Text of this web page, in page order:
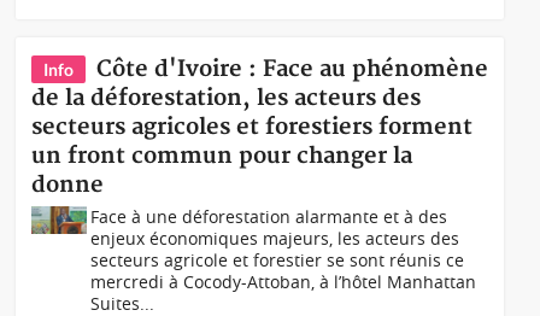
Info
Côte d'Ivoire : Face au phénomène
de la déforestation, les acteurs des
secteurs agricoles et forestiers forment
un front commun pour changer la
donne
Face à une déforestation alarmante et à des
enjeux économiques majeurs, les acteurs des
secteurs agricole et forestier se sont réunis ce
mercredi à Cocody-Attoban, à l’hôtel Manhattan
Suites...